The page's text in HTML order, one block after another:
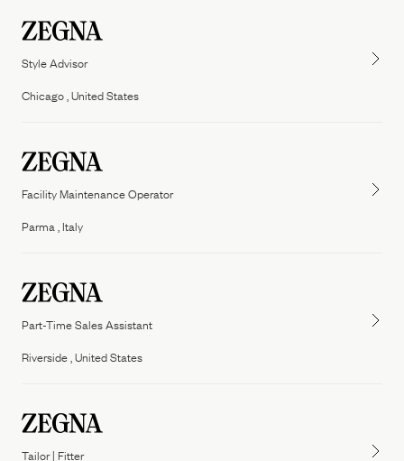
Style Advisor
Chicago , United States
Facility Maintenance Operator
Parma , Italy
Part-Time Sales Assistant
Riverside , United States
Tailor | Fitter